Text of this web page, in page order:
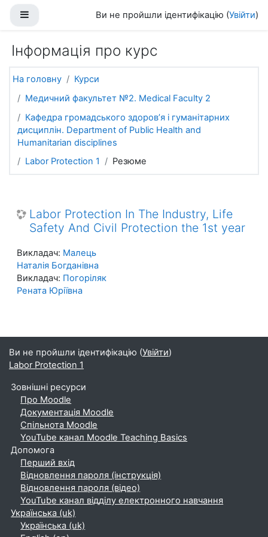
Ви не пройшли ідентифікацію (Увійти)
Інформація про курс
На головну
Курси
Медичний факультет №2. Medical Faculty 2
Кафедра громадського здоров’я і гуманітарних
дисциплін. Department of Public Health and
Humanitarian disciplines
Labor Protection 1
Резюме
Labor Protection In The Industry, Life
Safety And Civil Protection the 1st year
Викладач: Малець
Наталія Богданівна
Викладач: Погоріляк
Рената Юріївна
Ви не пройшли ідентифікацію (Увійти)
Labor Protection 1
Зовнішні ресурси
Про Moodle
Документація Moodle
Спільнота Moodle
YouTube канал Moodle Teaching Basics
Допомога
Перший вхід
Відновлення пароля (інструкція)
Відновлення пароля (відео)
YouTube канал відділу електронного навчання
Українська ‎(uk)‎
Українська ‎(uk)‎